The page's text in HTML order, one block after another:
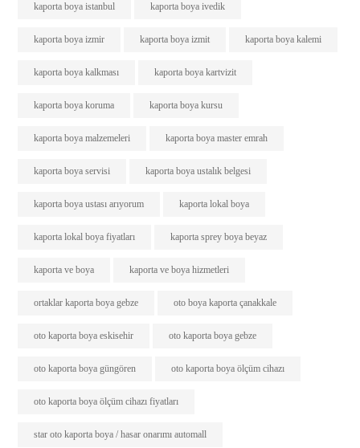
kaporta boya istanbul kaporta boya ivedik
kaporta boya izmir kaporta boya izmit kaporta boya kalemi
kaporta boya kalkması kaporta boya kartvizit
kaporta boya koruma kaporta boya kursu
kaporta boya malzemeleri kaporta boya master emrah
kaporta boya servisi kaporta boya ustalık belgesi
kaporta boya ustası arıyorum kaporta lokal boya
kaporta lokal boya fiyatları kaporta sprey boya beyaz
kaporta ve boya kaporta ve boya hizmetleri
ortaklar kaporta boya gebze oto boya kaporta çanakkale
oto kaporta boya eskisehir oto kaporta boya gebze
oto kaporta boya güngören oto kaporta boya ölçüm cihazı
oto kaporta boya ölçüm cihazı fiyatları
star oto kaporta boya / hasar onarımı automall